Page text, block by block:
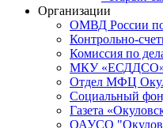
Организации
ОМВД России
Контрольно-
Комиссия по
МКУ
Отдел МФЦ
Социальный
Газета
ОАУСО